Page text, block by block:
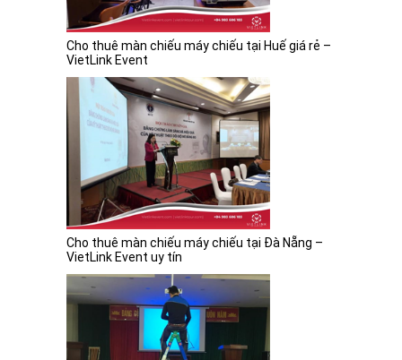
Cho thuê màn chiếu máy chiếu tại Huế giá rẻ –
VietLink Event
Cho thuê màn chiếu máy chiếu tại Đà Nẵng –
VietLink Event uy tín